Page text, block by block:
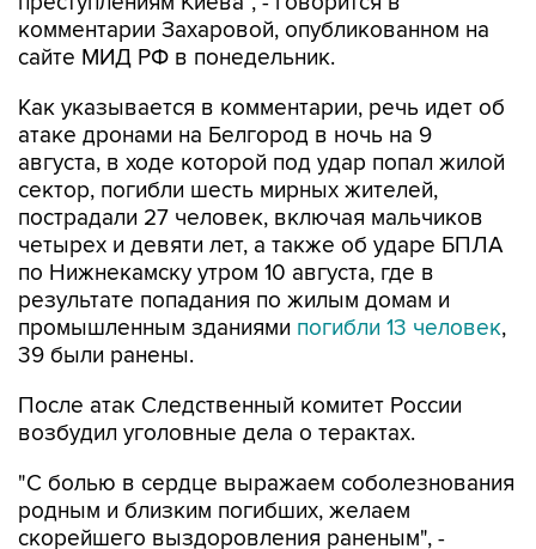
сайте МИД РФ в понедельник.
Как указывается в комментарии, речь идет об
августа, в ходе которой под удар попал жилой
сектор, погибли шесть мирных жителей,
пострадали 27 человек, включая мальчиков
четырех и девяти лет, а также об ударе БПЛА
по Нижнекамску утром 10 августа, где в
результате попадания по жилым домам и
промышленным зданиямипогибли 13 человек
39 были ранены.
После атак Следственный комитет России
"С болью в сердце выражаем соболезнования
скорейшего выздоровления раненым", -
заявила Захарова.